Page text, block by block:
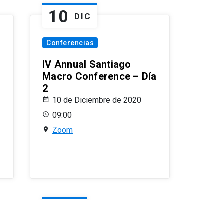
10 DIC
Conferencias
IV Annual Santiago
Macro Conference – Día
2
10 de Diciembre de 2020
09:00
Zoom